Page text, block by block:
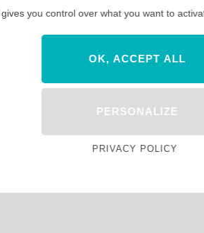
you control over what you want to
OK, ACCEPT ALL
PERSONALIZE
PRIVACY POLICY